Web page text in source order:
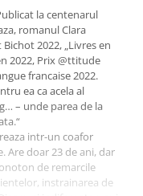
la centenarul
romanul Clara
2022, „Livres en
2022, Prix @ttitude
francaise 2022.
ea ca acela al
– unde parea de la
intr-un coafor
Are doar 23 de ani, dar
de remarcile
instrainarea de